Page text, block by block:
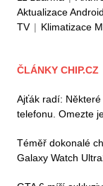
Aktualizace
TV | Klimatizace
ČLÁNKY CHIP.CZ
Ajťák radí:
telefonu. Omezte
Téměř dokonalé
Galaxy Watch